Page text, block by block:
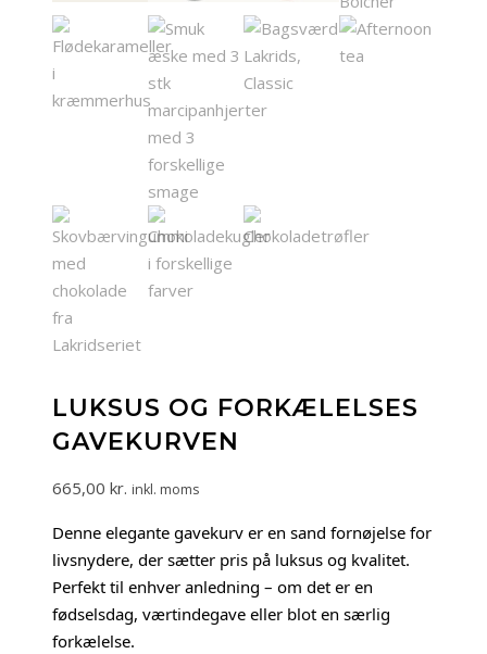
LUKSUS OG FORKÆLELSES
GAVEKURVEN
665,00 kr. inkl. moms
Denne elegante gavekurv er en sand fornøjelse for
livsnydere, der sætter pris på luksus og kvalitet.
Perfekt til enhver anledning – om det er en
fødselsdag, værtindegave eller blot en særlig
forkælelse.